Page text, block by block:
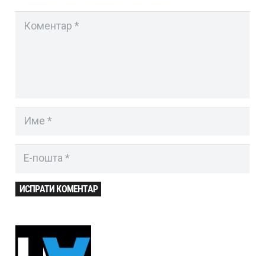
ИСПРАТИ КОМЕНТАР